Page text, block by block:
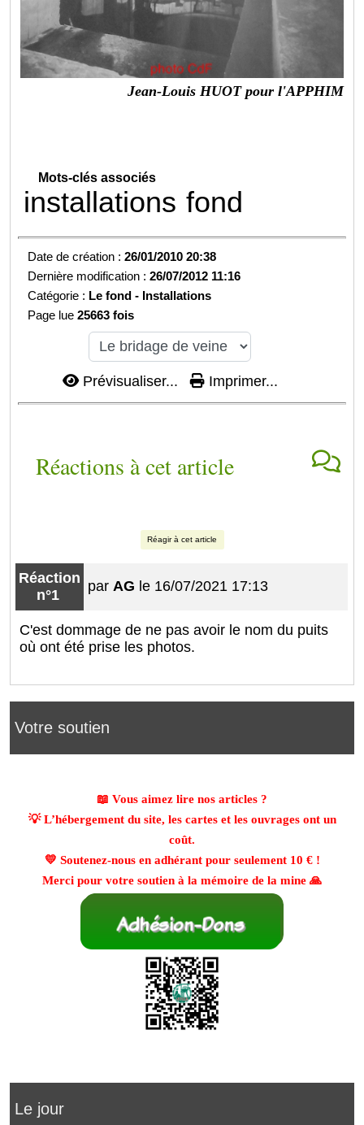
Votre soutien
📖 Vous aimez lire nos articles ?
💡 L’hébergement du site, les cartes et les ouvrages ont un
coût.
💛 Soutenez-nous en adhérant pour seulement 10 €!
Merci pour votre soutien à la mémoire de la mine 🙏
Le jour
Jean-Louis HUOT pour l'APPHIM
Mots-clés associés
installations fond
Date de création :26/01/2010 20:38
Dernière modification :26/07/2012 11:16
Catégorie : Le fond - Installations
Page lue25663 fois
Prévisualiser... Imprimer...
Réactions à cet article
Réagir à cet article
Réaction
n°1
parAG le 16/07/2021 17:13
C'est dommage de ne pas avoir le nom du puits
où ont été prise les photos.